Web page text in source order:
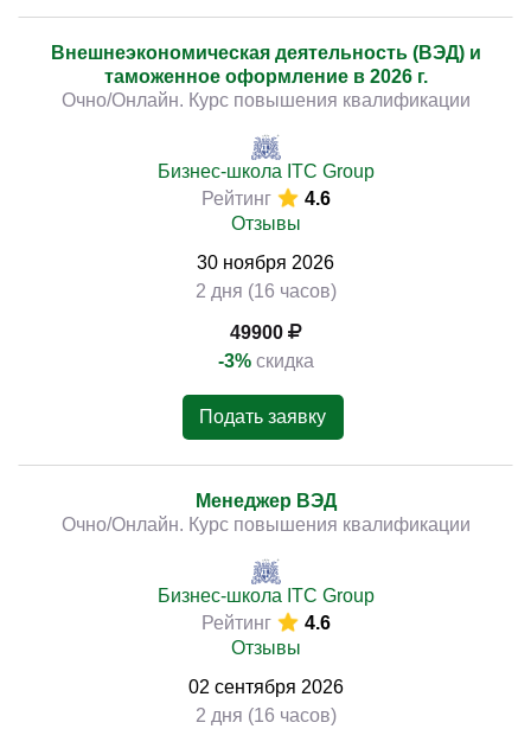
Внешнеэкономическая деятельность (ВЭД) и
таможенное оформление в 2026 г.
Очно/Онлайн. Курс повышения квалификации
Бизнес-школа ITC Group
Рейтинг
4.6
Отзывы
30 ноября 2026
2 дня (16 часов)
49900
-3% скидка
Подать заявку
Менеджер ВЭД
Очно/Онлайн. Курс повышения квалификации
Бизнес-школа ITC Group
Рейтинг
4.6
Отзывы
02 сентября 2026
2 дня (16 часов)